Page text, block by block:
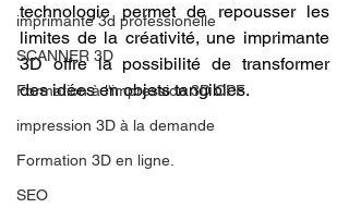
imprimante 3d professionelle
SCANNER 3D
Formation à l'impression 3D CPF
impression 3D à la demande
Formation 3D en ligne.
SEO
technologie permet de repousser les
limites de la créativité, une imprimante
3D offre la possibilité de transformer
des idées en objets tangibles.